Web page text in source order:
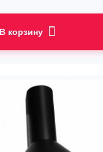
В корзину